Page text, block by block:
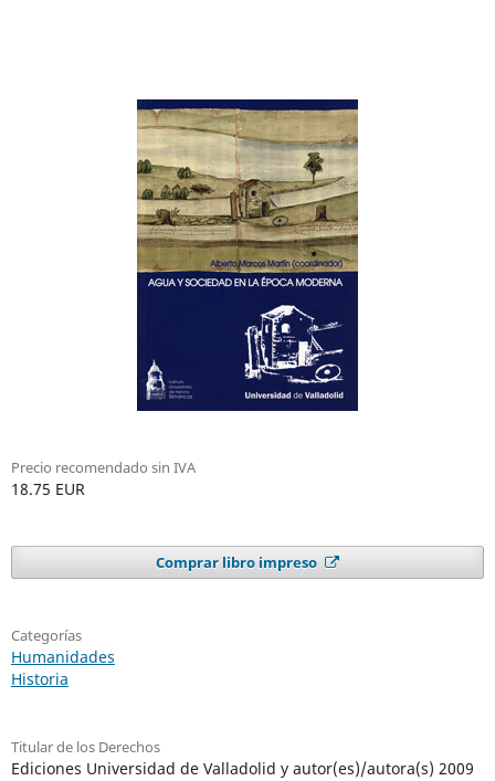
Precio recomendado sin IVA
18.75 EUR
Comprar libro impreso
Categorías
Humanidades
Historia
Titular de los Derechos
Ediciones Universidad de Valladolid y autor(es)/autora(s) 2009